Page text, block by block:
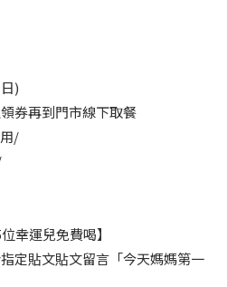
)
券再到門市線下取餐
/
幸運兒免費喝】
定貼文貼文留言「今天媽媽第一